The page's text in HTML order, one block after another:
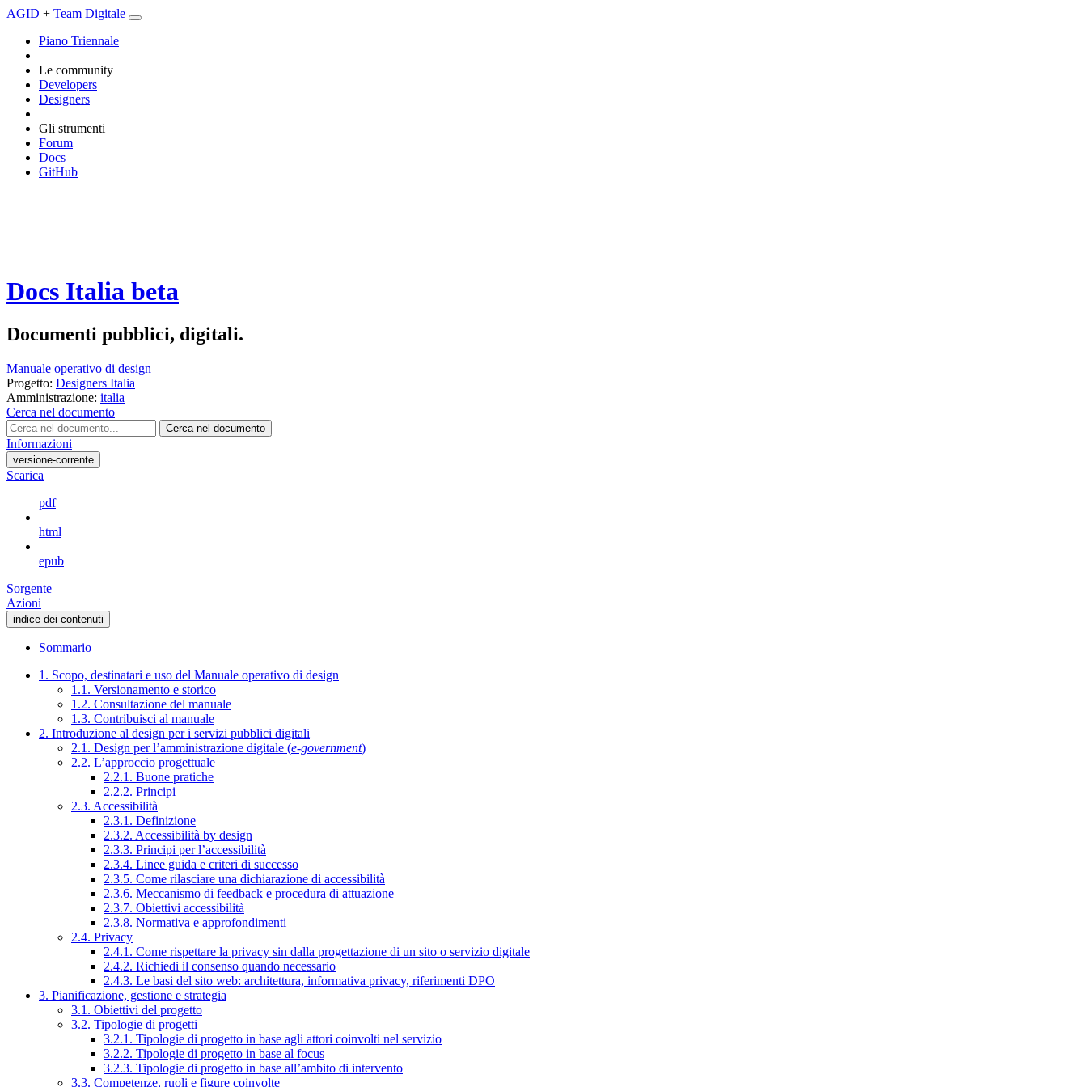
AGID + Team Digitale
Piano Triennale
Le community
Developers
Designers
Gli strumenti
Forum
Docs
GitHub
Docs Italia beta
Documenti pubblici, digitali.
Manuale operativo di design
Progetto: Designers Italia
Amministrazione: italia
Cerca nel documento
Cerca nel documento
Informazioni
versione-corrente
Scarica
pdf
html
epub
Sorgente
Azioni
indice dei contenuti
Sommario
1. Scopo, destinatari e uso del Manuale operativo di design
1.1. Versionamento e storico
1.2. Consultazione del manuale
1.3. Contribuisci al manuale
2. Introduzione al design per i servizi pubblici digitali
2.1. Design per l’amministrazione digitale (e-government)
2.2. L’approccio progettuale
2.2.1. Buone pratiche
2.2.2. Principi
2.3. Accessibilità
2.3.1. Definizione
2.3.2. Accessibilità by design
2.3.3. Principi per l’accessibilità
2.3.4. Linee guida e criteri di successo
2.3.5. Come rilasciare una dichiarazione di accessibilità
2.3.6. Meccanismo di feedback e procedura di attuazione
2.3.7. Obiettivi accessibilità
2.3.8. Normativa e approfondimenti
2.4. Privacy
2.4.1. Come rispettare la privacy sin dalla progettazione di un sito o servizio digitale
2.4.2. Richiedi il consenso quando necessario
2.4.3. Le basi del sito web: architettura, informativa privacy, riferimenti DPO
3. Pianificazione, gestione e strategia
3.1. Obiettivi del progetto
3.2. Tipologie di progetti
3.2.1. Tipologie di progetto in base agli attori coinvolti nel servizio
3.2.2. Tipologie di progetto in base al focus
3.2.3. Tipologie di progetto in base all’ambito di intervento
3.3. Competenze, ruoli e figure coinvolte